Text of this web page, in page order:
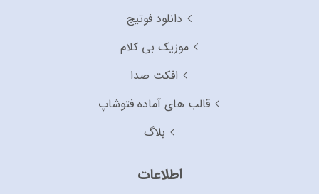
دانلود فوتیج
موزیک بی کلام
افکت صدا
قالب های آماده فتوشاپ
بلاگ
اطلاعات